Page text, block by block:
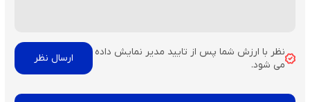
نظر با ارزش شما پس از تایید مدیر نمایش داده
می شود.